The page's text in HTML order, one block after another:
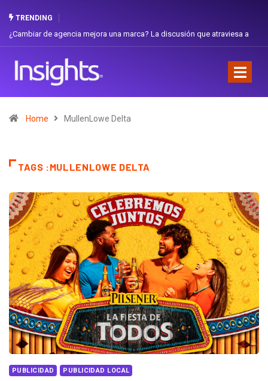
TRENDING
Gabriela Herrera y el arte de cambiarse el sombrero en Corporación
Home MullenLowe Delta
TAGS :MULLENLOWE DELTA
PUBLICIDAD PUBLICIDAD LOCAL